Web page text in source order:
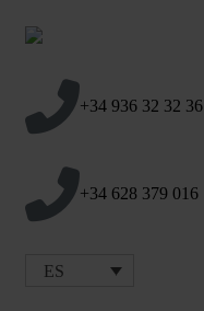
+34 936 32 32 36
+34 628 379 016
ES